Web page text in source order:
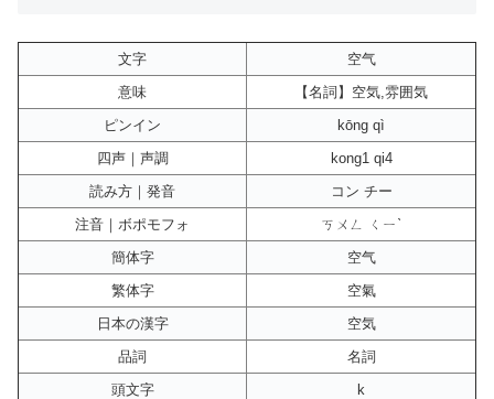
文字
空气
意味
【名詞】空気,雰囲気
ピンイン
kōng qì
四声｜声調
kong1 qi4
読み方｜発音
コン チー
注音｜ボポモフォ
ㄎㄨㄥ ㄑㄧˋ
簡体字
空气
繁体字
空氣
日本の漢字
空気
品詞
名詞
頭文字
k